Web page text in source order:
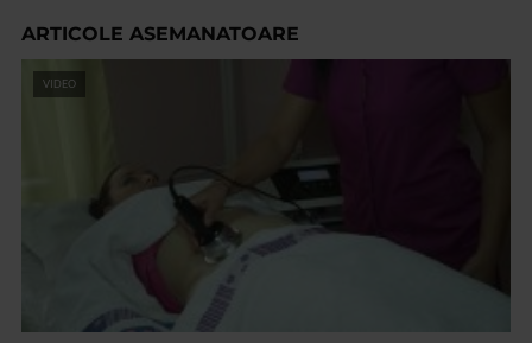
ARTICOLE ASEMANATOARE
VIDEO